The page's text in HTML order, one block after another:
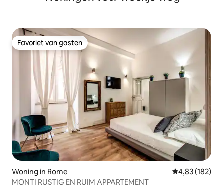
Favoriet van gasten
Favoriet van gasten
Woning in Rome Gemiddelde
4,83 (182)
MONTI RUSTIG EN RUIM APPARTEMENT